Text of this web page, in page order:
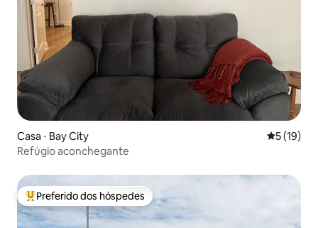
Casa ⋅ Bay City 5 de uma
5 (19)
Refúgio aconchegante
Entre os melhores preferidos dos hóspedes
Preferido dos hóspedes